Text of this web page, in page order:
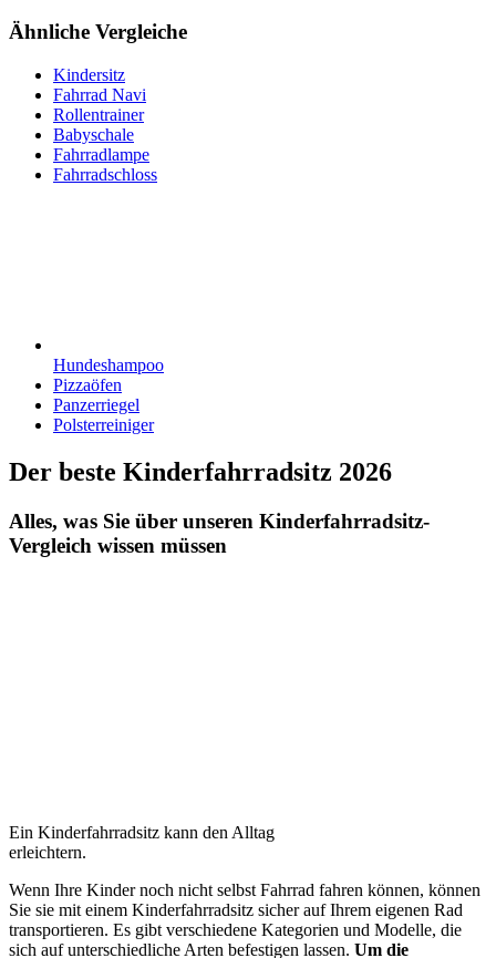
Ähnliche Vergleiche
Kindersitz
Fahrrad Navi
Rollentrainer
Babyschale
Fahrradlampe
Fahrradschloss
Hundeshampoo
Pizzaöfen
Panzerriegel
Polsterreiniger
Der beste Kinderfahrradsitz 2026
Alles, was Sie über unseren Kinderfahrradsitz-
Vergleich wissen müssen
Ein Kinderfahrradsitz kann den Alltag
erleichtern.
Wenn Ihre Kinder noch nicht selbst Fahrrad fahren können, können
Sie sie mit einem Kinderfahrradsitz sicher auf Ihrem eigenen Rad
transportieren. Es gibt verschiedene Kategorien und Modelle, die
sich auf unterschiedliche Arten befestigen lassen. Um die